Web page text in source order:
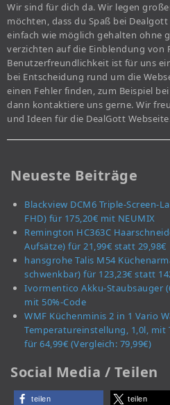
Wir sind für dich da. Wir legen
möchten, dass du Spaß bei
einfach wie möglich gehalten ohne
verzichten auf die Einblendung von
Benutzerfreundlichkeit ist für uns
bei Entscheidung rund um die
einen Fehler finden, zum Beispiel
dann kontaktiere uns gerne. Wir
und Ideen für die DealGott
Neueste Beiträge
Blackview DCM6 Triple-Screen-
FHD) für 175,20€ mit NEUMIX
Remington HC363C
Aufsätze) für 21,99€ statt 29,98€
hansgrohe Talis M54
schwenkbar) für 123,23€ statt
Ivormentico Akku-Staubsauger
mit 50%-Code
WMF Küchenminis 2 in 1 Vario
Temperatureinstellung, 1,0l, mit
für 64,99€ (Vergleich: 79,99€)
Social Media / Teilen
teilen teilen